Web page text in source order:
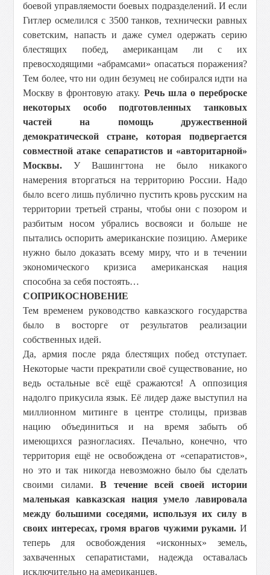
боевой управляемости боевых подразделений. И если
Гитлер осмелился с 3500 танков, технически равных
советским, напасть и даже сумел одержать серию
блестящих побед, американцам ли с их
превосходящими «абрамсами» опасаться поражения?
Тем более, что ни один безумец не собирался идти на
Москву в фронтовую атаку. Речь шла о переброске
некоторых особо подготовленных танковых
частей на помощь дружественной
демократической стране, которая подвергается
совместной атаке сепаратистов и «авторитарной»
Москвы. У Вашингтона не было никакого
намерения вторгаться на территорию России. Надо
было всего лишь публично пустить кровь русским на
территории третьей страны, чтобы они с позором и
разбитым носом убрались восвояси и больше не
пытались оспорить американские позицию. Америке
нужно было доказать всему миру, что и в течении
экономического кризиса американская нация
способна за себя постоять…
СОПРИКОСНОВЕНИЕ
Тем временем руководство кавказского государства
было в восторге от результатов реализации
собственных идей.
Да, армия после ряда блестящих побед отступает.
Некоторые части прекратили своё существование, но
ведь остальные всё ещё сражаются! А оппозиция
надолго прикусила язык. Её лидер даже выступил на
миллионном митинге в центре столицы, призвав
нацию объединиться и на время забыть об
имеющихся разногласиях. Печально, конечно, что
территория ещё не освобождена от «сепаратистов»,
но это и так никогда невозможно было бы сделать
своими силами.В течение всей своей истории
маленькая кавказская нация умело лавировала
между большими соседями, используя их силу в
своих интересах, громя врагов чужими руками. И
теперь для освобождения «исконных» земель,
захваченных сепаратистами, надежда оставалась
исключительно на американцев.